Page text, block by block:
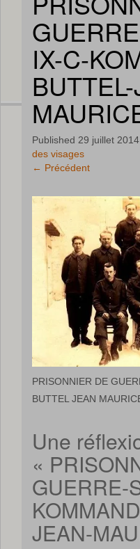
IX-C-
Published 29 juillet 2014
des visages
← Précédent
PRISONNIER DE
BUTTEL JEAN
Une
«
GUERRE-
JEAN-